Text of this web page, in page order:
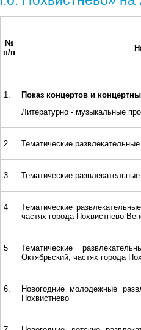
№
п/п
1.
Показ концертов и
Литературно - музыкальные
2. Тематические
3. Тематические
4
Тематические
частях города Похвистнево
5
Тематические
Октябрьский, частях города
6.
Новогодние молодежные
Похвистнево